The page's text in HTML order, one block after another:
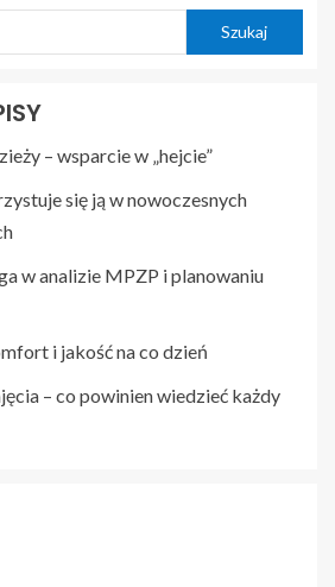
Szukaj
– wsparcie w „hejcie”
się ją w nowoczesnych
w analizie MPZP i planowaniu
i jakość na co dzień
– co powinien wiedzieć każdy